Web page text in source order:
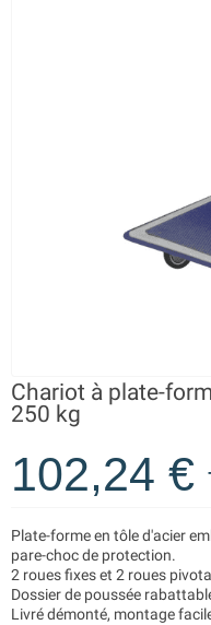
Chariot à plate-
250 kg
102,24 €
Plate-forme en tôle d'acier
pare-choc de protection.
2 roues fixes et 2 roues
Dossier de poussée
Livré démonté, montage